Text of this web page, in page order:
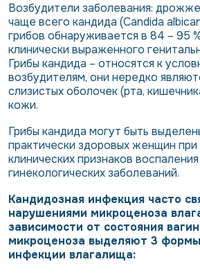
Возбудители заболевания:
чаще всего кандида (Candida
грибов обнаруживается в 84 – 95
клинически выраженного
Грибы кандида – относятся к
возбудителям, они нередко
слизистых оболочек (рта,
кожи.
Грибы кандида могут быть
практически здоровых женщин при
клинических признаков
гинекологических заболеваний.
Кандидозная инфекция часто
нарушениями микроценоза
зависимости от состояния
микроценоза выделяют 3
инфекции влагалища: